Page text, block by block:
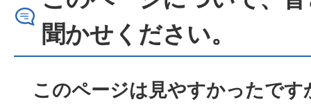
聞かせください。
このページは見やすかったです